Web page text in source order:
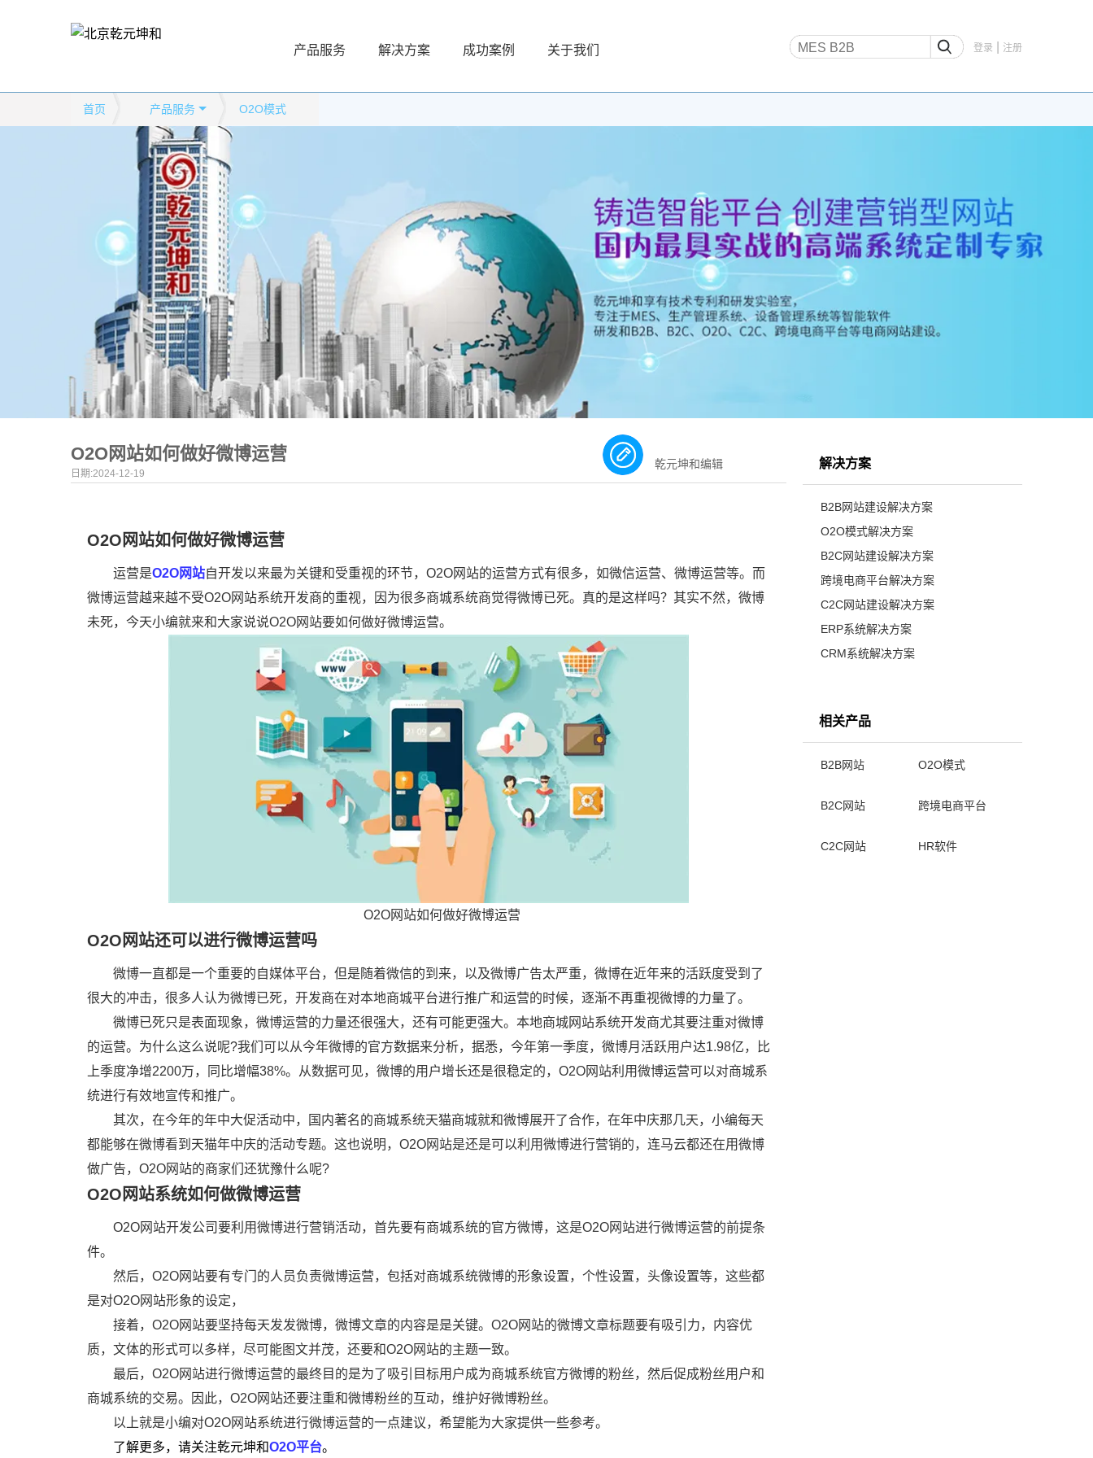
产品服务 解决方案 成功案例 关于我们 登录 注册
首页 产品服务 O2O模式
O2O网站如何做好微博运营
日期:2024-12-19
乾元坤和编辑
O2O网站如何做好微博运营
运营是O2O网站自开发以来最为关键和受重视的环节，O2O网站的运营方式有很多，如微信运营、微博运营等。而
微博运营越来越不受O2O网站系统开发商的重视，因为很多商城系统商觉得微博已死。真的是这样吗？其实不然，微博
未死，今天小编就来和大家说说O2O网站要如何做好微博运营。
O2O网站如何做好微博运营
O2O网站还可以进行微博运营吗
微博一直都是一个重要的自媒体平台，但是随着微信的到来，以及微博广告太严重，微博在近年来的活跃度受到了
很大的冲击，很多人认为微博已死，开发商在对本地商城平台进行推广和运营的时候，逐渐不再重视微博的力量了。
微博已死只是表面现象，微博运营的力量还很强大，还有可能更强大。本地商城网站系统开发商尤其要注重对微博
的运营。为什么这么说呢?我们可以从今年微博的官方数据来分析，据悉，今年第一季度，微博月活跃用户达1.98亿，比
上季度净增2200万，同比增幅38%。从数据可见，微博的用户增长还是很稳定的，O2O网站利用微博运营可以对商城系
统进行有效地宣传和推广。
其次，在今年的年中大促活动中，国内著名的商城系统天猫商城就和微博展开了合作，在年中庆那几天，小编每天
都能够在微博看到天猫年中庆的活动专题。这也说明，O2O网站是还是可以利用微博进行营销的，连马云都还在用微博
做广告，O2O网站的商家们还犹豫什么呢?
O2O网站系统如何做微博运营
O2O网站开发公司要利用微博进行营销活动，首先要有商城系统的官方微博，这是O2O网站进行微博运营的前提条
件。
然后，O2O网站要有专门的人员负责微博运营，包括对商城系统微博的形象设置，个性设置，头像设置等，这些都
是对O2O网站形象的设定，
接着，O2O网站要坚持每天发发微博，微博文章的内容是是关键。O2O网站的微博文章标题要有吸引力，内容优
质，文体的形式可以多样，尽可能图文并茂，还要和O2O网站的主题一致。
最后，O2O网站进行微博运营的最终目的是为了吸引目标用户成为商城系统官方微博的粉丝，然后促成粉丝用户和
商城系统的交易。因此，O2O网站还要注重和微博粉丝的互动，维护好微博粉丝。
以上就是小编对O2O网站系统进行微博运营的一点建议，希望能为大家提供一些参考。
了解更多，请关注乾元坤和O2O平台。
解决方案
B2B网站建设解决方案
O2O模式解决方案
B2C网站建设解决方案
跨境电商平台解决方案
C2C网站建设解决方案
ERP系统解决方案
CRM系统解决方案
相关产品
B2B网站 O2O模式
B2C网站 跨境电商平台
C2C网站 HR软件